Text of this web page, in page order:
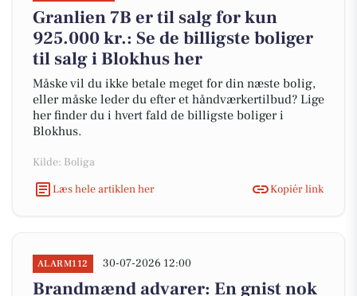
Granlien 7B er til salg for kun
925.000 kr.: Se de billigste boliger
til salg i Blokhus her
Måske vil du ikke betale meget for din næste bolig,
eller måske leder du efter et håndværkertilbud? Lige
her finder du i hvert fald de billigste boliger i
Blokhus.
Kilde: Boliga
Læs hele artiklen her
Kopiér link
ALARM112 30-07-2026 12:00
Brandmænd advarer: En gnist nok